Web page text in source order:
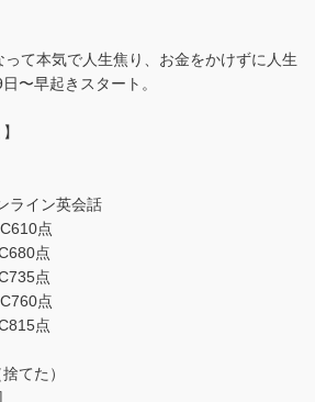
て本気で人生焦り、お金をかけずに人生
〜早起きスタート。
ライン英会話
点
点
点
点
点
てた）